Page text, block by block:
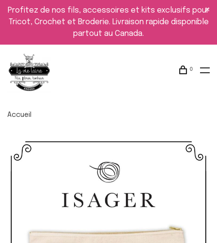
Profitez de nos fils, accessoires et kits exclusifs pour
Tricot, Crochet et Broderie. Livraison rapide disponible
partout au Canada.
0
Accueil